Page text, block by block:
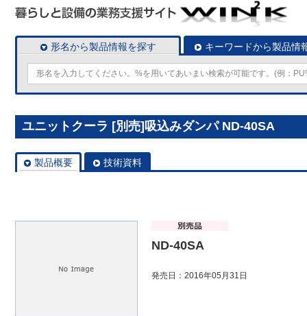
形名から製品情報を探す キーワードから製品情
ユニットクーラ [別売]吸込みダンパ ND-40SA
製品概要 技術資料
ND-40SA
発売日：2016年05月31日